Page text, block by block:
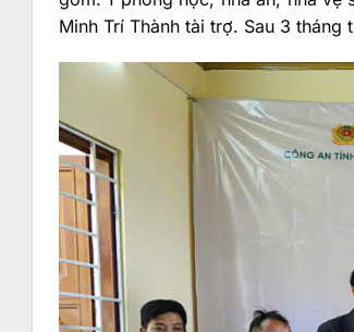
Minh Trí Thành tài trợ. Sau 3